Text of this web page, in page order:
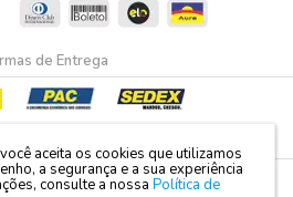
aceita os cookies que utilizamos
a segurança e a sua experiência
consulte a nossa Política de
de Entrega
e Certificação